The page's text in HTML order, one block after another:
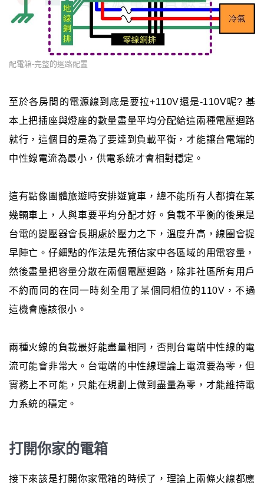
配電箱-完整的迴路配置
至於各房間的電源線到底是要拉+110V還是-110V呢? 基
本上把插座與燈座的數量盡量平均分配給這兩種電壓迴路
就行，這個目的是為了要達到負載平衡，才能讓台電端的
中性線電流為最小，供電系統才會相對穩定。
這有點像團體旅遊時安排遊覽車，總不能所有人都擠在某
幾輛車上，人與車要平均分配才好。負載不平衡的後果是
台電的變壓器會長期處於壓力之下，溫度升高，線圈會提
早陣亡。仔細點的作法是先預估家中各區域的用電容量，
然後盡量把容量分散在兩個電壓迴路，除非社區所有用戶
不約而同的在同一時刻全用了某個同相位的110V，不過
這機會應該很小。
兩種火線的負載最好能盡量相同，否則台電端中性線的電
流可能會非常大。台電端的中性線理論上電流要為零，但
實務上不可能，只能在規劃上做到盡量為零，才能維持電
力系統的穩定。
打開你家的電箱
接下來該是打開你家電箱的時候了，理論上兩條火線都應